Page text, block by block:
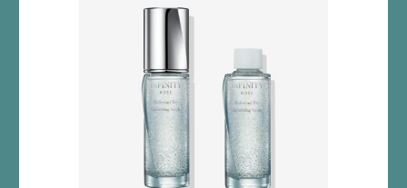
当社は、本サービスのご利用にあたり、本規約以外に別
途条件等を定めることができるものとします。
第２条（本サービスの成立）
本サービスのご利用を希望される場合は、Maison KOSÉ
オンラインサイト より当社所定の方法にてお申し込みい